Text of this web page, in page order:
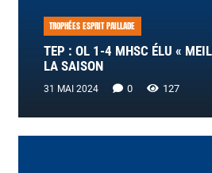
TROPHÉES ESPRIT PAILLADE
TEP : OL 1-4 MHSC ÉLU «
LA SAISON
31 MAI 2024 0 127